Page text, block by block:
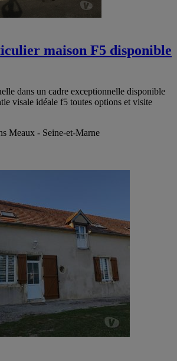
maison F5 disponible
dans un cadre exceptionnelle disponible
visale idéale f5 toutes options et visite
Meaux - Seine-et-Marne